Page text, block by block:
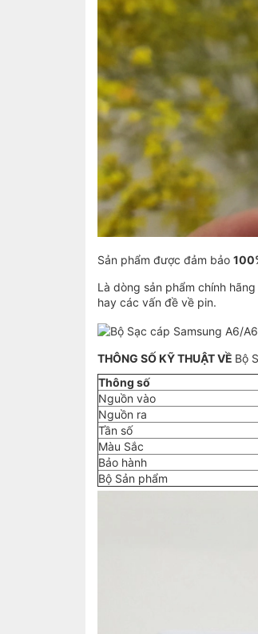
Sản phẩm được đảm bảo
Là dòng sản phẩm chính
hay các vấn đề về pin.
THÔNG SỐ KỸ THUẬT VỀ Bộ
Thông số
Nguồn vào
Nguồn ra
Tần số
Màu Sắc
Bảo hành
Bộ Sản phẩm